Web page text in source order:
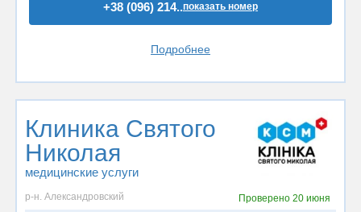
+38 (096) 214..показать номер
Подробнее
Клиника Святого
Николая
медицинские услуги
р-н. Александровский Проверено 20 июня